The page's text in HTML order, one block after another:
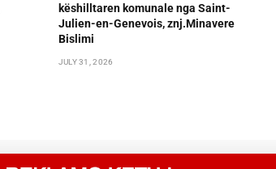
këshilltaren komunale nga Saint-
Julien-en-Genevois, znj.Minavere
Bislimi
JULY 31, 2026